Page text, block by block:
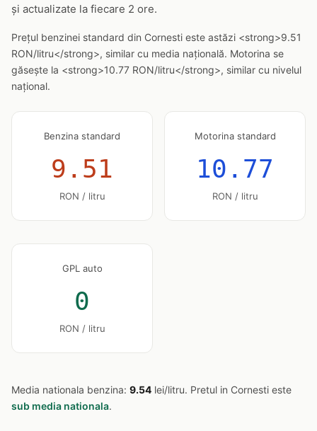
și actualizate la fiecare 2 ore.
Prețul benzinei standard din Cornesti este astăzi <strong>9.51
RON/litru</strong>, similar cu media națională. Motorina se
găsește la <strong>10.77 RON/litru</strong>, similar cu nivelul
național.
Benzina standard
9.51
RON / litru
Motorina standard
10.77
RON / litru
GPL auto
0
RON / litru
Media nationala benzina: 9.54 lei/litru. Pretul in Cornesti este
sub media nationala.